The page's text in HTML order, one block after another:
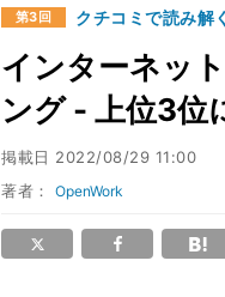
第3回 クチコミで読み解
インターネッ
ング - 上位3位
掲載日 2022/08/29 11:00
著者：OpenWork